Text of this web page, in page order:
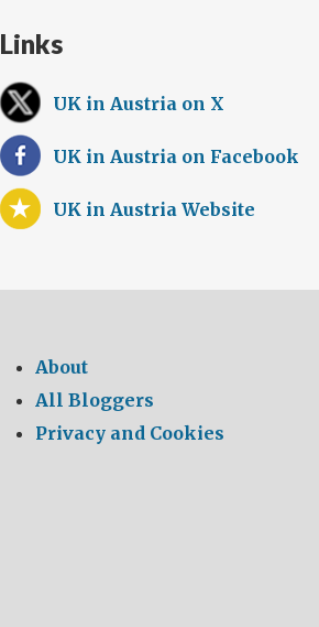
Links
UK in Austria on X
UK in Austria on Facebook
UK in Austria Website
About
All Bloggers
Privacy and Cookies